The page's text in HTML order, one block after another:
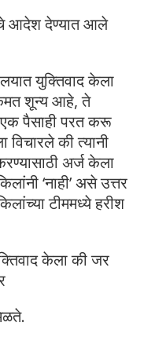
आदेश देण्यात आले
युक्तिवाद केला
शून्य आहे, ते
एक पैसाही परत करू
विचारले की त्यानी
अर्ज केला
‘नाही’ असे उत्तर
टीममध्ये हरीश
केला की जर